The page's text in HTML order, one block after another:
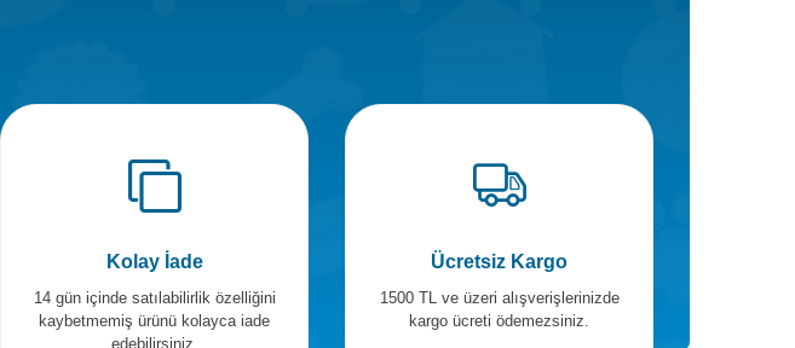
Kolay İade
14 gün içinde satılabilirlik özelliğini
kaybetmemiş ürünü kolayca iade
edebilirsiniz.
Ücretsiz Kargo
1500 TL ve üzeri alışverişlerinizde
kargo ücreti ödemezsiniz.